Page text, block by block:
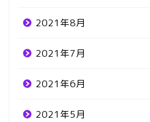
2021年8月
2021年7月
2021年6月
2021年5月